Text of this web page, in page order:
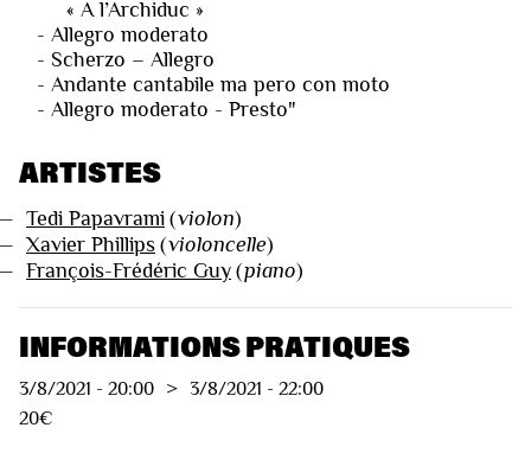
« A l’Archiduc »
- Allegro moderato
- Scherzo – Allegro
- Andante cantabile ma pero con moto
- Allegro moderato - Presto"
ARTISTES
Tedi Papavrami (violon)
Xavier Phillips (violoncelle)
François-Frédéric Guy (piano)
INFORMATIONS PRATIQUES
3/8/2021 - 20:00 > 3/8/2021 - 22:00
20€